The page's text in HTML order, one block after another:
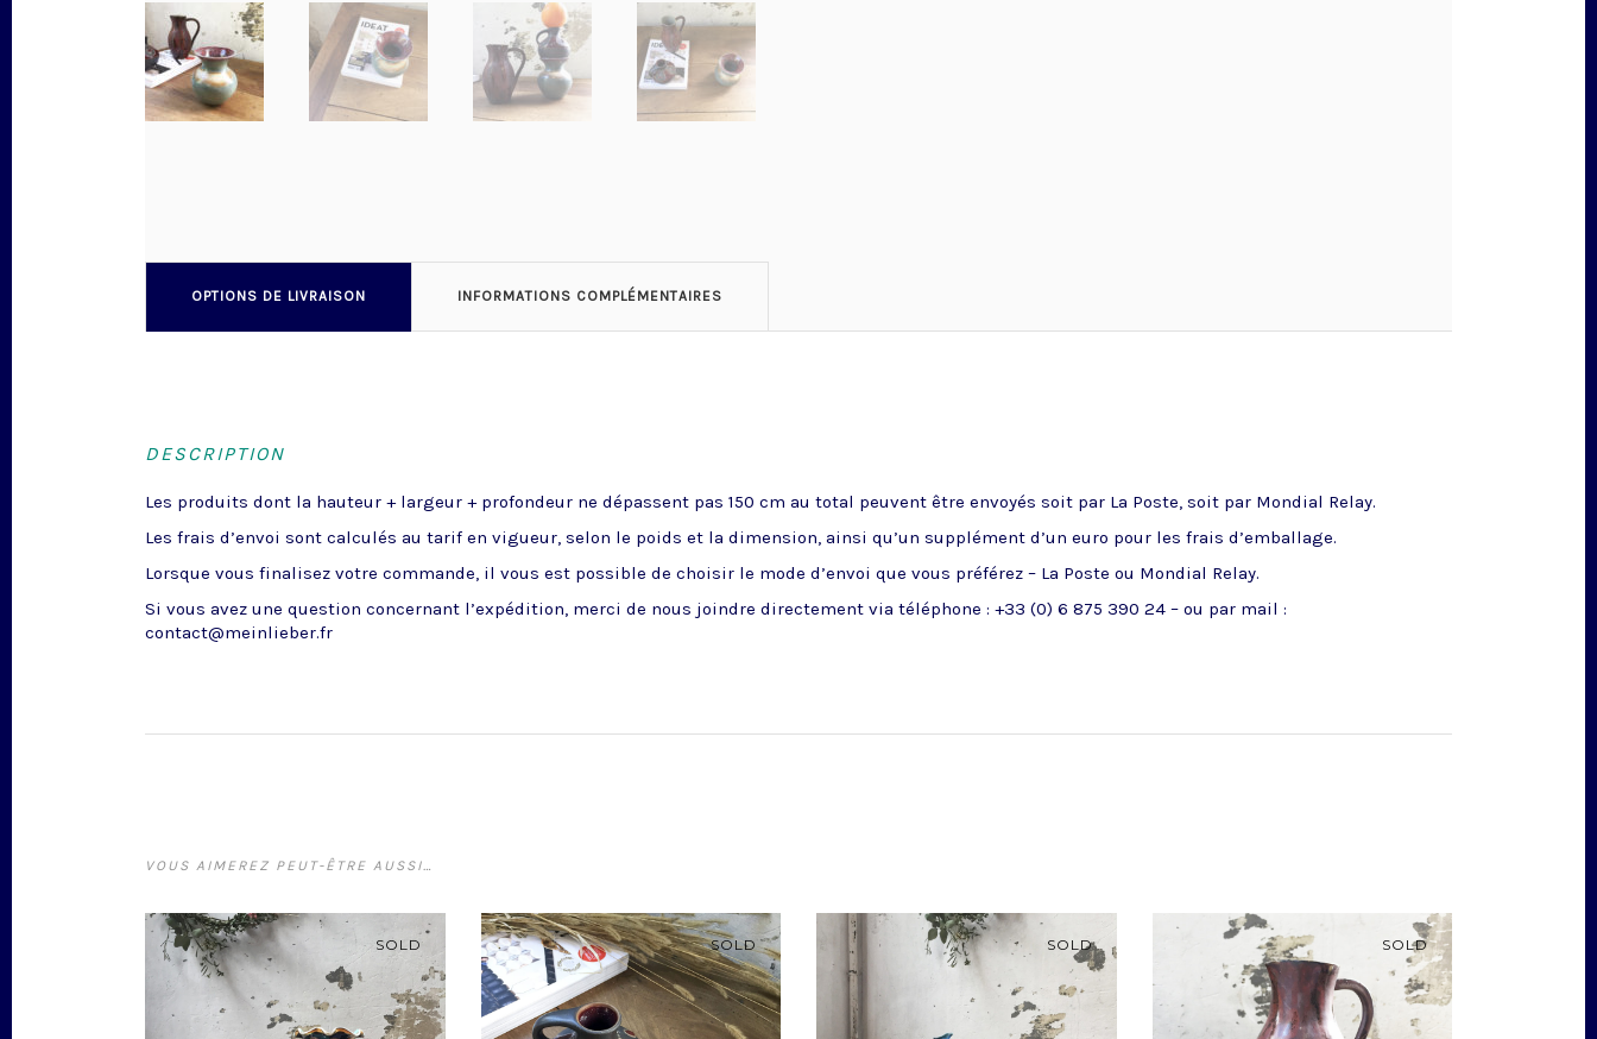
OPTIONS DE LIVRAISON INFORMATIONS COMPLÉMENTAIRES
DESCRIPTION
Les produits dont la hauteur + largeur + profondeur ne dépassent pas 150 cm au total peuvent être envoyés soit par La Poste, soit par Mondial Relay.
Les frais d’envoi sont calculés au tarif en vigueur, selon le poids et la dimension, ainsi qu’un supplément d’un euro pour les frais d’emballage.
Lorsque vous finalisez votre commande, il vous est possible de choisir le mode d’envoi que vous préférez – La Poste ou Mondial Relay.
Si vous avez une question concernant l’expédition, merci de nous joindre directement via téléphone : +33 (0) 6 875 390 24 – ou par mail :
contact@meinlieber.fr
VOUS AIMEREZ PEUT-ÊTRE AUSSI…
SOLD SOLD SOLD SOLD